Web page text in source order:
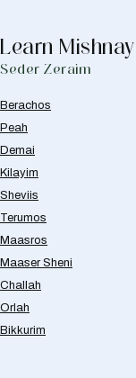
Learn
Seder Zeraim
Berachos
Peah
Demai
Kilayim
Sheviis
Terumos
Maasros
Maaser Sheni
Challah
Orlah
Bikkurim